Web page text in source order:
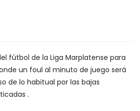
fútbol de la Liga Marplatense para
un foul al minuto de juego será
de lo habitual por las bajas
.